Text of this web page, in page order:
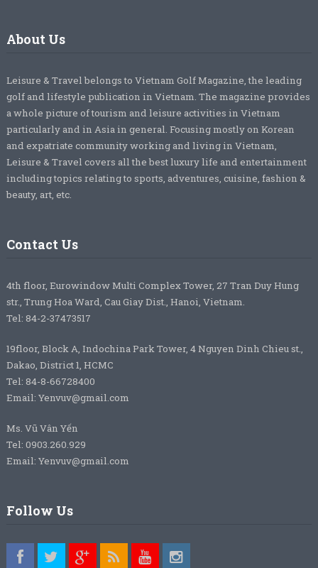
About Us
Leisure & Travel belongs to Vietnam Golf Magazine, the leading
golf and lifestyle publication in Vietnam. The magazine provides
a whole picture of tourism and leisure activities in Vietnam
particularly and in Asia in general. Focusing mostly on Korean
and expatriate community working and living in Vietnam,
Leisure & Travel covers all the best luxury life and entertainment
including topics relating to sports, adventures, cuisine, fashion &
beauty, art, etc.
Contact Us
4th floor, Eurowindow Multi Complex Tower, 27 Tran Duy Hung
str., Trung Hoa Ward, Cau Giay Dist., Hanoi, Vietnam.
Tel: 84-2-37473517
19floor, Block A, Indochina Park Tower, 4 Nguyen Dinh Chieu st.,
Dakao, District 1, HCMC
Tel: 84-8-66728400
Email: Yenvuv@gmail.com
Ms. Vũ Vân Yến
Tel: 0903.260.929
Email: Yenvuv@gmail.com
Follow Us